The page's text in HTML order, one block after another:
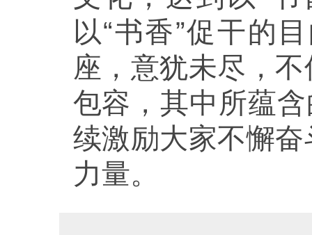
以“书香”促干的
座，意犹未尽，
包容，其中所蕴
续激励大家不懈
力量。